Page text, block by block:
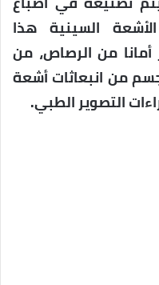
السينية هذا
من الرصاص، من
من انبعاثات أشعة
التصوير الطبي.